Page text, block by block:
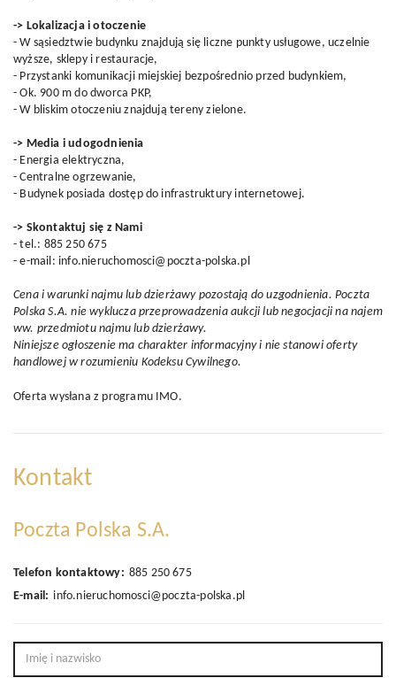
-> Lokalizacja i otoczenie
- W sąsiedztwie budynku znajdują się liczne punkty usługowe, uczelnie
wyższe, sklepy i restauracje,
- Przystanki komunikacji miejskiej bezpośrednio przed budynkiem,
- Ok. 900 m do dworca PKP,
- W bliskim otoczeniu znajdują tereny zielone.
-> Media i udogodnienia
- Energia elektryczna,
- Centralne ogrzewanie,
- Budynek posiada dostęp do infrastruktury internetowej.
-> Skontaktuj się z Nami
- tel.: 885 250 675
- e-mail: info.nieruchomosci@poczta-polska.pl
Cena i warunki najmu lub dzierżawy pozostają do uzgodnienia. Poczta
Polska S.A. nie wyklucza przeprowadzenia aukcji lub negocjacji na najem
ww. przedmiotu najmu lub dzierżawy.
Niniejsze ogłoszenie ma charakter informacyjny i nie stanowi oferty
handlowej w rozumieniu Kodeksu Cywilnego.
Oferta wysłana z programu IMO.
Kontakt
Poczta Polska S.A.
Telefon kontaktowy: 885 250 675
E-mail: info.nieruchomosci@poczta-polska.pl